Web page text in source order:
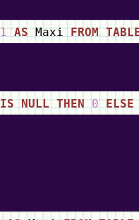
1 ASMaxiFROM
IS NULL THEN 0 ELSE